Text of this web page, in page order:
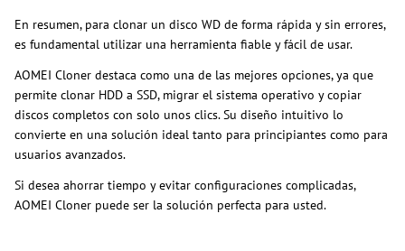
En resumen, para clonar un disco WD de forma rápida y sin errores,
es fundamental utilizar una herramienta fiable y fácil de usar.
AOMEI Cloner destaca como una de las mejores opciones, ya que
permite clonar HDD a SSD, migrar el sistema operativo y copiar
discos completos con solo unos clics. Su diseño intuitivo lo
convierte en una solución ideal tanto para principiantes como para
usuarios avanzados.
Si desea ahorrar tiempo y evitar configuraciones complicadas,
AOMEI Cloner puede ser la solución perfecta para usted.